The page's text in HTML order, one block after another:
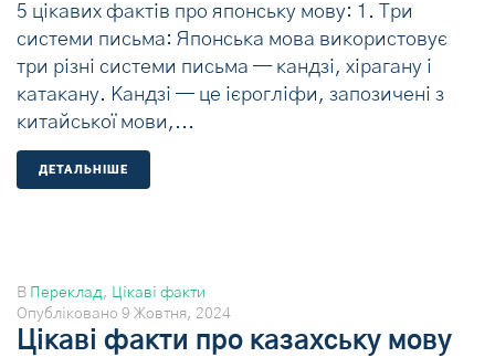
5 цікавих фактів про японську мову: 1. Три
системи письма: Японська мова використовує
три різні системи письма — кандзі, хірагану і
катакану. Кандзі — це ієрогліфи, запозичені з
китайської мови,...
ДЕТАЛЬНIШЕ
В Переклад, Цікаві факти
Опубліковано 9 Жовтня, 2024
Цікаві факти про казахську мову